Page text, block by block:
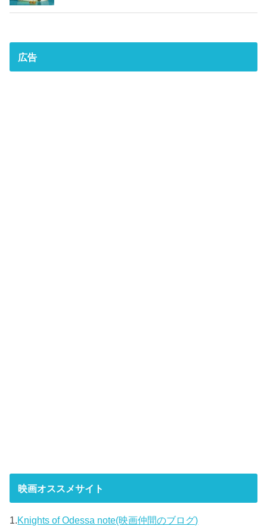
広告
映画オススメサイト
1. Knights of Odessa note(映画仲間のブログ)